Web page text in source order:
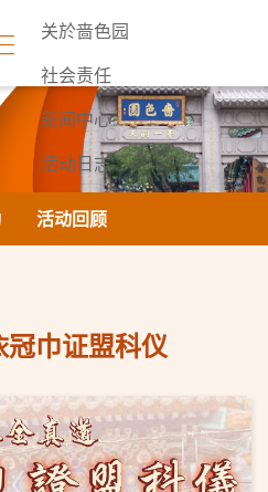
关於啬色园
社会责任
新闻中心
活动日志
联络我们
活动回顾
巾证盟科仪